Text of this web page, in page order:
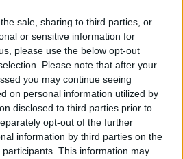
sale, sharing to third parties, or
or sensitive information for
please use the below opt-out
Please note that after your
you may continue seeing
on personal information utilized by
disclosed to third parties prior to
opt-out of the further
information by third parties on the
participants. This information may
Αρχαίο Θέατρο Επιδαύρου άνοιξε τις
μετατρέπει τη